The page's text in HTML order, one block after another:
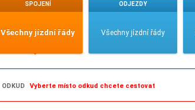
SPOJENÍ
Všechny jízdní řády
ODJEZDY
Všechny jízdní řády
ODKUD Vyberte místo odkud chcete cestovat